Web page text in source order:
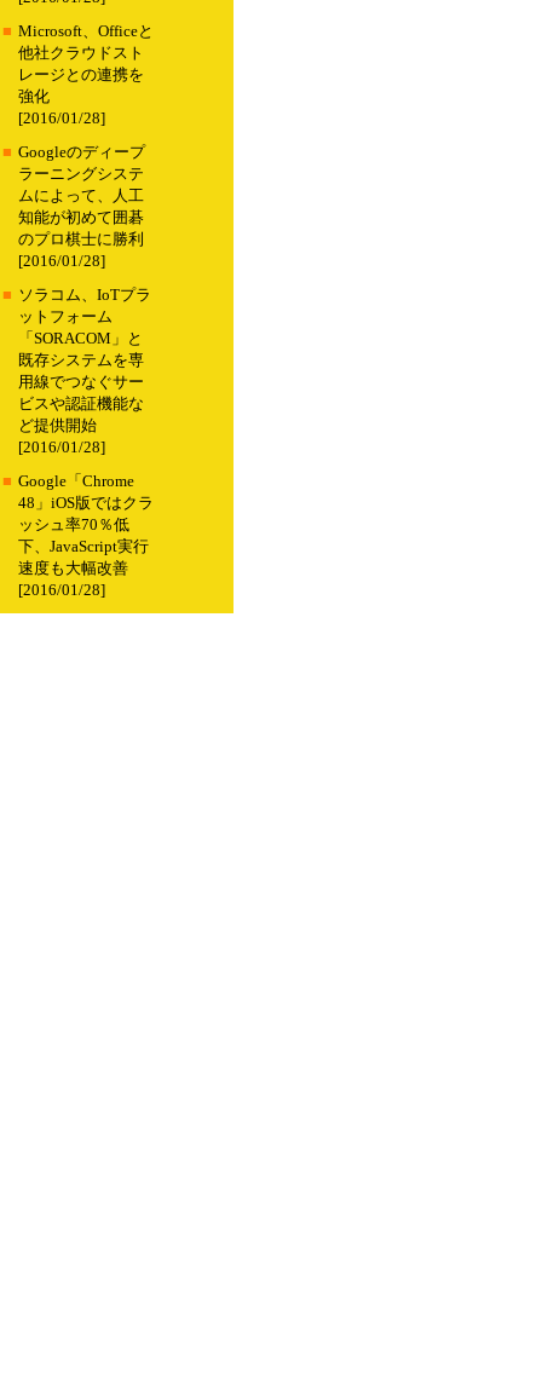
■ Microsoft、Officeと
他社クラウドスト
レージとの連携を
強化
[2016/01/28]
■ Googleのディープ
ラーニングシステ
ムによって、人工
知能が初めて囲碁
のプロ棋士に勝利
[2016/01/28]
■ ソラコム、IoTプラ
ットフォーム
「SORACOM」と
既存システムを専
用線でつなぐサー
ビスや認証機能な
ど提供開始
[2016/01/28]
■ Google「Chrome
48」iOS版ではクラ
ッシュ率70％低
下、JavaScript実行
速度も大幅改善
[2016/01/28]